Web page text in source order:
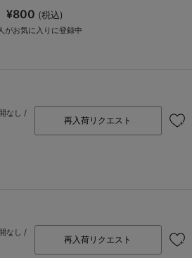
¥800 (税込)
がお気に入りに登録中
なし /
再入荷リクエスト
なし /
再入荷リクエスト